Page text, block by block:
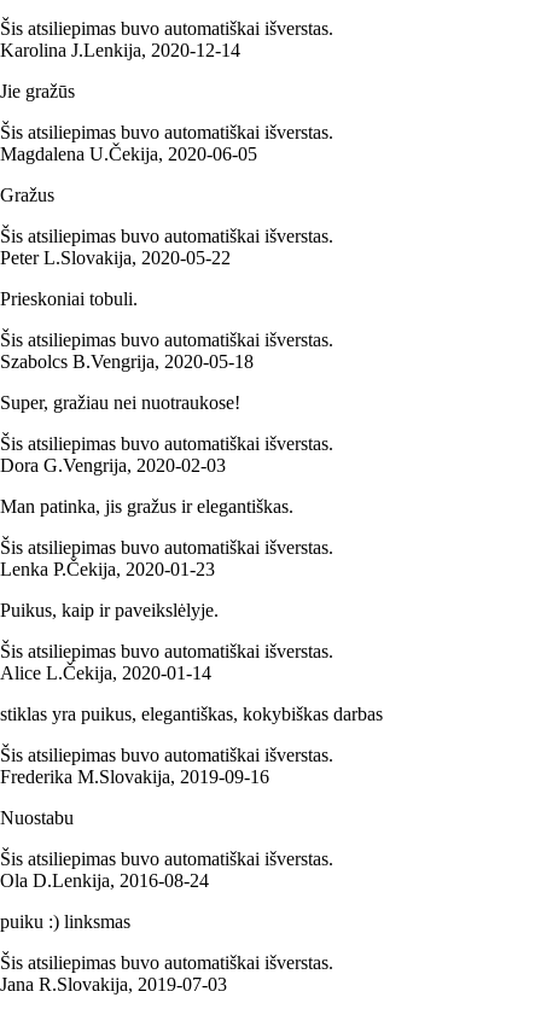
Šis atsiliepimas buvo automatiškai išverstas.
Karolina J.Lenkija, 2020‑12‑14
Jie gražūs
Šis atsiliepimas buvo automatiškai išverstas.
Magdalena U.Čekija, 2020‑06‑05
Gražus
Šis atsiliepimas buvo automatiškai išverstas.
Peter L.Slovakija, 2020‑05‑22
Prieskoniai tobuli.
Šis atsiliepimas buvo automatiškai išverstas.
Szabolcs B.Vengrija, 2020‑05‑18
Super, gražiau nei nuotraukose!
Šis atsiliepimas buvo automatiškai išverstas.
Dora G.Vengrija, 2020‑02‑03
Man patinka, jis gražus ir elegantiškas.
Šis atsiliepimas buvo automatiškai išverstas.
Lenka P.Čekija, 2020‑01‑23
Puikus, kaip ir paveikslėlyje.
Šis atsiliepimas buvo automatiškai išverstas.
Alice L.Čekija, 2020‑01‑14
stiklas yra puikus, elegantiškas, kokybiškas darbas
Šis atsiliepimas buvo automatiškai išverstas.
Frederika M.Slovakija, 2019‑09‑16
Nuostabu
Šis atsiliepimas buvo automatiškai išverstas.
Ola D.Lenkija, 2016‑08‑24
puiku :) linksmas
Šis atsiliepimas buvo automatiškai išverstas.
Jana R.Slovakija, 2019‑07‑03